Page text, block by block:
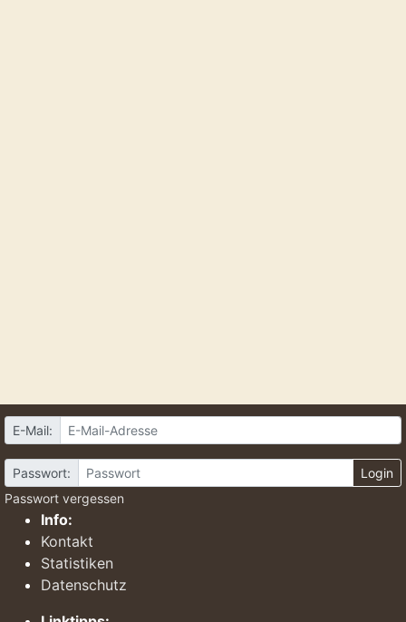
E-Mail:
Passwort:
Login
Passwort vergessen
Info:
Kontakt
Statistiken
Datenschutz